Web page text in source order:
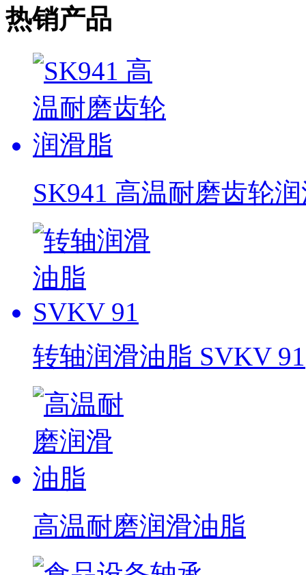
热销产品
SK941 高温耐磨齿轮
转轴润滑油脂 SVKV 91
高温耐磨润滑油脂